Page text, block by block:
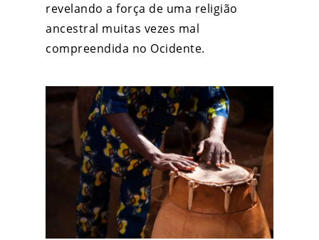
revelando a força de uma religião
ancestral muitas vezes mal
compreendida no Ocidente.